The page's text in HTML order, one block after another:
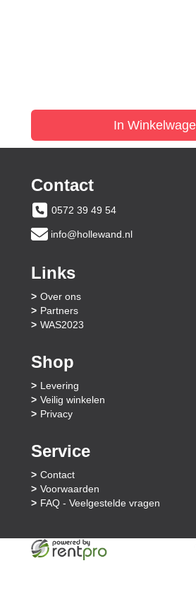
In
Contact
0572 39 49 54
info@hollewand.nl
Links
Over ons
Partners
WAS2023
Shop
Levering
Veilig winkelen
Privacy
Service
Contact
Voorwaarden
FAQ - Veelgestelde vragen